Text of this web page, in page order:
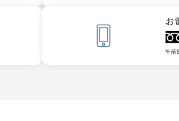
お
午前